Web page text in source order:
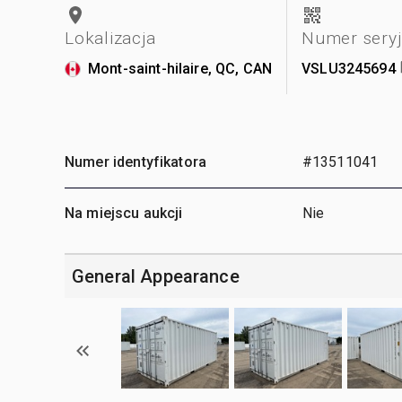
Lokalizacja
Mont-saint-hilaire, QC, CAN
Numer
VSLU3245694
Numer identyfikatora #13511041
Na miejscu aukcji Nie
General Appearance